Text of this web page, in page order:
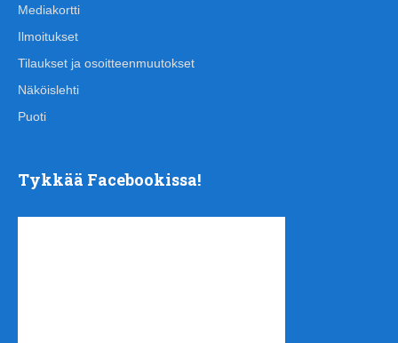
Mediakortti
Ilmoitukset
Tilaukset ja osoitteenmuutokset
Näköislehti
Puoti
Tykkää Facebookissa!